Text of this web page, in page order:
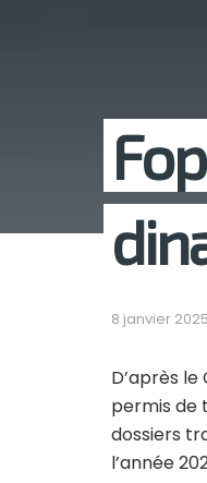
8 janvier 2025
D’après
permis de
dossiers
l’année